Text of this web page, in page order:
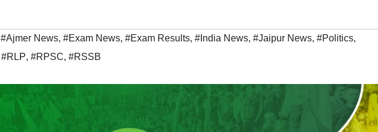
#Ajmer News, #Exam News, #Exam Results, #India News, #Jaipur News, #Politics,
#RLP, #RPSC, #RSSB